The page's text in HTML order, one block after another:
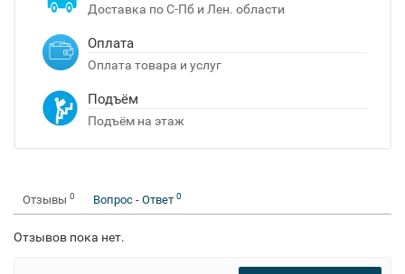
Доставка по С-Пб и Лен. области
Оплата
Оплата товара и услуг
Подъём
Подъём на этаж
Отзывы 0 Вопрос - Ответ 0
Отзывов пока нет.